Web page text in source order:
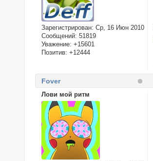
Зарегистрирован: Ср, 16 Июн 2010
Сообщений: 51819
Уважение: +15601
Позитив: +12444
Fover
Лови мой ритм